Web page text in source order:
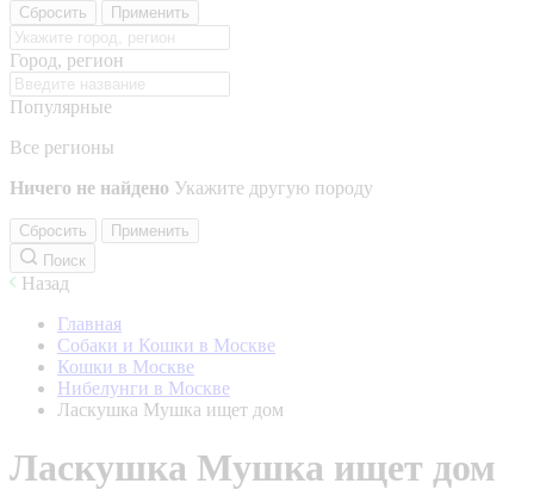
Сбросить Применить
Город, регион
Популярные
Все регионы
Ничего не найдено Укажите другую породу
Сбросить
Применить
Поиск
Назад
Главная
Собаки и Кошки в Москве
Кошки в Москве
Нибелунги в Москве
Ласкушка Мушка ищет дом
Ласкушка Мушка ищет дом